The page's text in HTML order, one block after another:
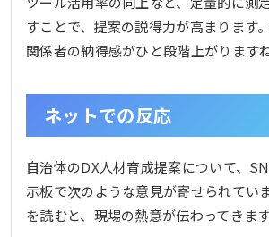
すことで、提案の説得力が高まります
関係者の納得感がひと段階上がりますね
ネットでの反応
自治体のDX人材育成提案について、
示板で次のような意見が寄せられてい
を読むと、現場の熱意が伝わってきます